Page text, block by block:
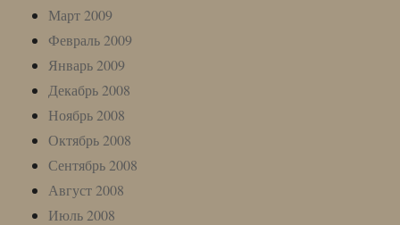
Март 2009
Февраль 2009
Январь 2009
Декабрь 2008
Ноябрь 2008
Октябрь 2008
Сентябрь 2008
Август 2008
Июль 2008